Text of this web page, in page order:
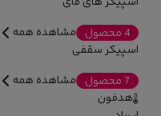
4 محصول
مشاهده همه
اسپیکر سقفی
7 محصول
مشاهده همه
هدفون